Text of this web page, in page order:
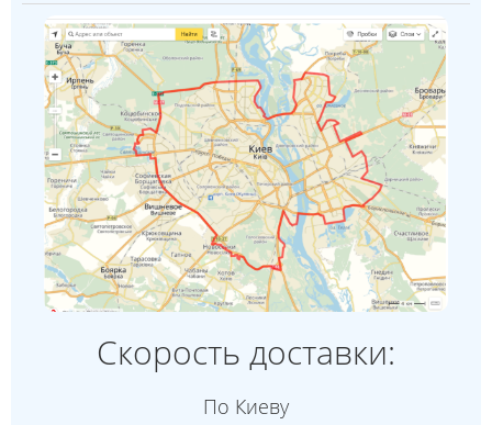
Скорость доставки:
По Киеву